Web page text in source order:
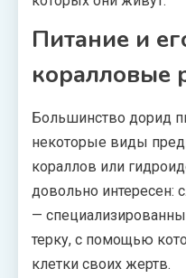
Питание и
коралловые
Большинство дорид
некоторые виды
кораллов или
довольно интересен:
—
терку, с помощью
клетки своих жертв.